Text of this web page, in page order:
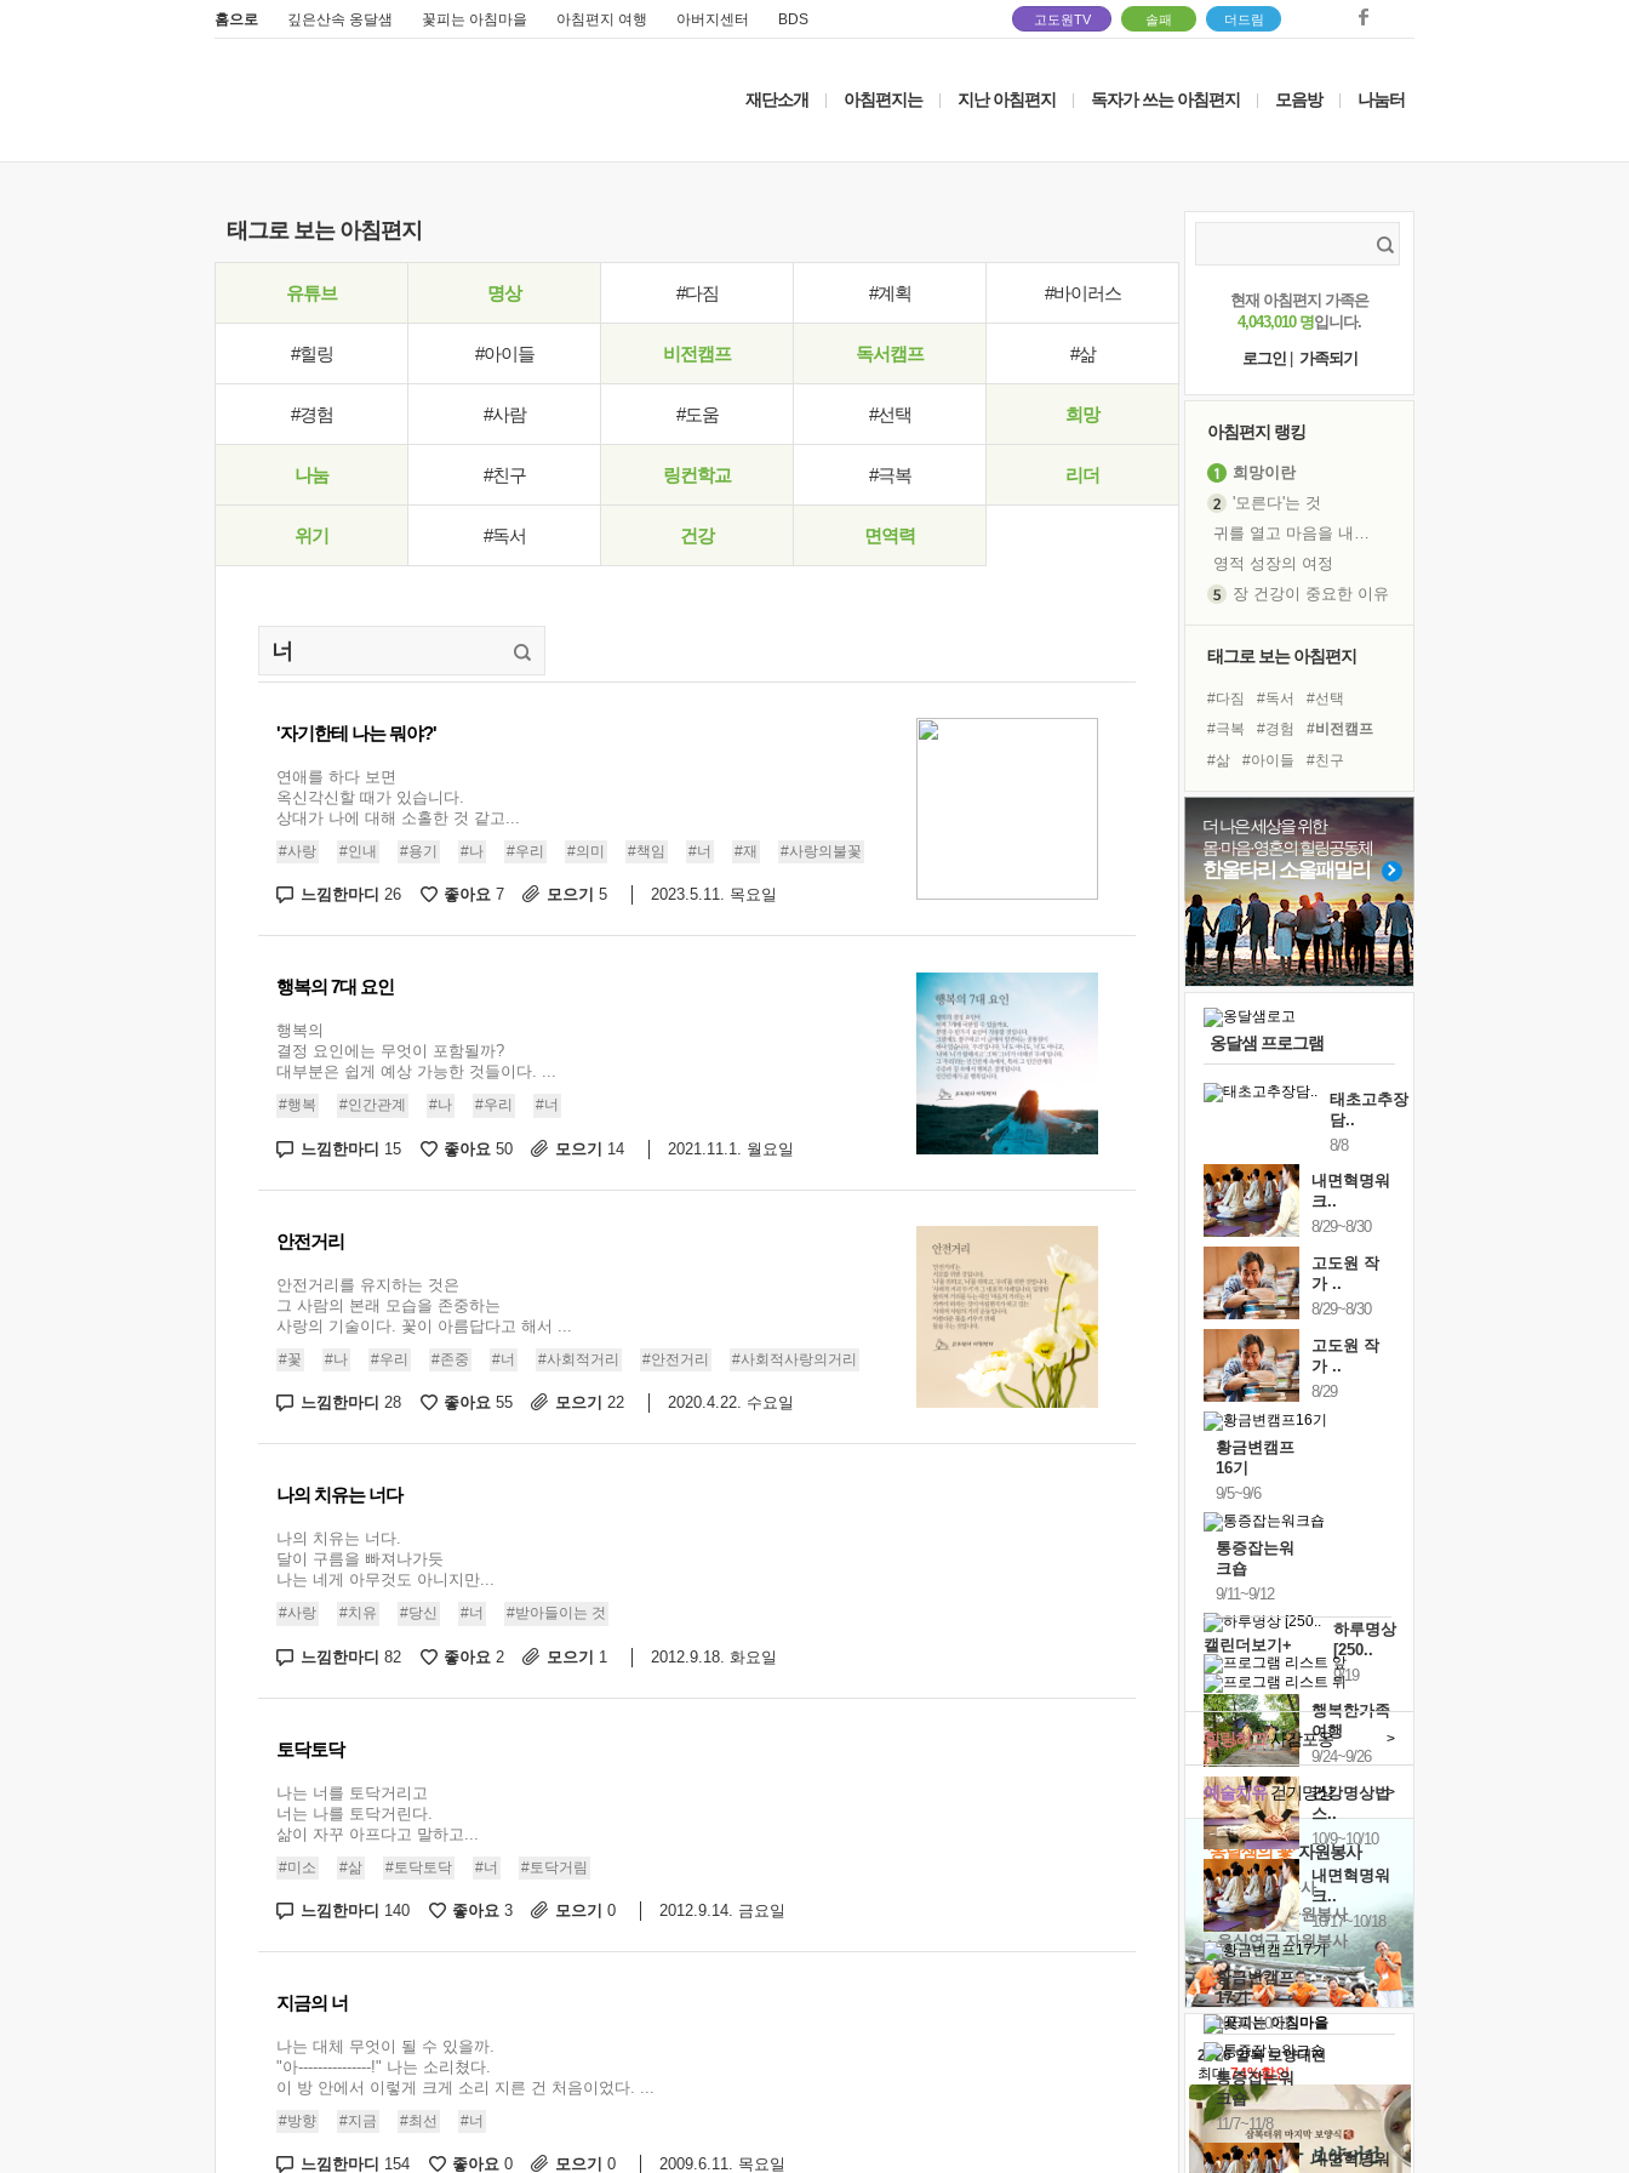
홈으로 깊은산속 옹달샘 꽃피는 아침마을 아침편지 여행 아버지센터 BDS 고도원TV 솔패 더드림
재단소개 아침편지는 지난 아침편지 독자가 쓰는 아침편지 모음방 나눔터
태그로 보는 아침편지
유튜브 명상 #다짐 #계획 #바이러스
#힐링 #아이들 비전캠프 독서캠프 #삶
#경험 #사람 #도움 #선택 희망
나눔 #친구 링컨학교 #극복 리더
위기 #독서 건강 면역력
'자기한테 나는 뭐야?'
연애를 하다 보면
옥신각신할 때가 있습니다.
상대가 나에 대해 소홀한 것 같고...
#사랑 #인내 #용기 #나 #우리 #의미 #책임 #너 #재 #사랑의불꽃
느낌한마디 26 좋아요 7 모으기 5 2023.5.11. 목요일
행복의 7대 요인
행복의
결정 요인에는 무엇이 포함될까?
대부분은 쉽게 예상 가능한 것들이다. ...
#행복 #인간관계 #나 #우리 #너
느낌한마디 15 좋아요 50 모으기 14 2021.11.1. 월요일
안전거리
안전거리를 유지하는 것은
그 사람의 본래 모습을 존중하는
사랑의 기술이다. 꽃이 아름답다고 해서 ...
#꽃 #나 #우리 #존중 #너 #사회적거리 #안전거리 #사회적사랑의거리
느낌한마디 28 좋아요 55 모으기 22 2020.4.22. 수요일
나의 치유는 너다
나의 치유는 너다.
달이 구름을 빠져나가듯
나는 네게 아무것도 아니지만...
#사랑 #치유 #당신 #너 #받아들이는 것
느낌한마디 82 좋아요 2 모으기 1 2012.9.18. 화요일
토닥토닥
나는 너를 토닥거리고
너는 나를 토닥거린다.
삶이 자꾸 아프다고 말하고...
#미소 #삶 #토닥토닥 #너 #토닥거림
느낌한마디 140 좋아요 3 모으기 0 2012.9.14. 금요일
지금의 너
나는 대체 무엇이 될 수 있을까.
"아---------------!" 나는 소리쳤다.
이 방 안에서 이렇게 크게 소리 지른 건 처음이었다. ...
#방향 #지금 #최선 #너
느낌한마디 154 좋아요 0 모으기 0 2009.6.11. 목요일
현재 아침편지 가족은
4,043,010 명입니다.
로그인
가족되기
아침편지 랭킹
희망이란
'모른다'는 것
귀를 열고 마음을 내어주고
영적 성장의 여정
장 건강이 중요한 이유
흙이 된 몸으로 출근하는 여자
꿈이 실제가 되는 것
'말 타는 법'을 먼저
졸업식 사진을 보며
극심한 변비, 어깨결림, 수면 장애
아픈 아버지를 위한 공간 설계
슬럼프
보고 싶은 어머니
못된 꼰대들
태그로 보는 아침편지
#다짐 #독서
#선택
#극복
#경험
#비전캠프
#삶
#아이들
#친구
#독서캠프
#도움
#나눔
#리더
#계획
#사람
#유튜브
#링컨학교
#바이러스
#희망
#힐링
#위기
#명상
더 나은 세상을 위한
몸·마음·영혼의 힐링공동체
한울타리 소울패밀리
옹달샘 프로그램
태초고추장
담..
8/8
내면혁명워
크..
8/29~8/30
고도원 작
가 ..
8/29~8/30
고도원 작
가 ..
8/29
황금변캠프
16기
9/5~9/6
통증잡는워
크숍
9/11~9/12
하루명상
[250..
9/19
행복한가족
여행
9/24~9/26
건강명상법
스..
10/9~10/10
내면혁명워
크..
10/17~10/18
황금변캠프
17기
10/30~10/31
통증잡는워
크숍
11/7~11/8
내면혁명워
캘린더보기+
예술치유걷기명상 >
힐링허그사감포옹 >
'옹달샘의 꽃'자원봉사
· 청년 자원봉사
· 금빛청년 자원봉사
· 음식연구 자원봉사
2026 말복 보양대전
최대74%할인